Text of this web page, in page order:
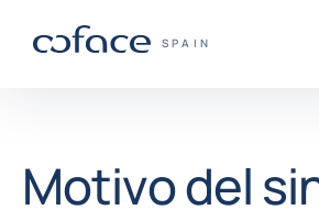
COFACE - FOR
SPAIN
Volver a la página principal
Motivo del